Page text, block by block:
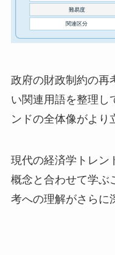
政府の財政制約の再
い関連用語を整理し
ンドの全体像がより
現代の経済学トレン
概念と合わせて学ぶ
考への理解がさらに